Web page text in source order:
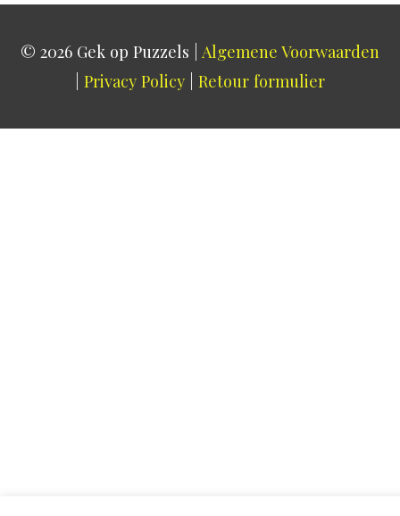
© 2026 Gek op Puzzels Algemene Voorwaarden
Privacy Policy Retour formulier